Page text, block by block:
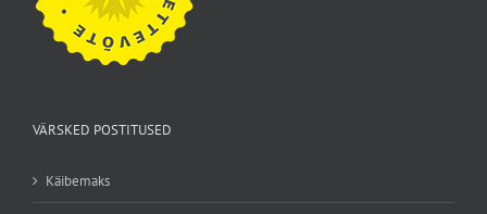
VÄRSKED POSTITUSED
Käibemaks